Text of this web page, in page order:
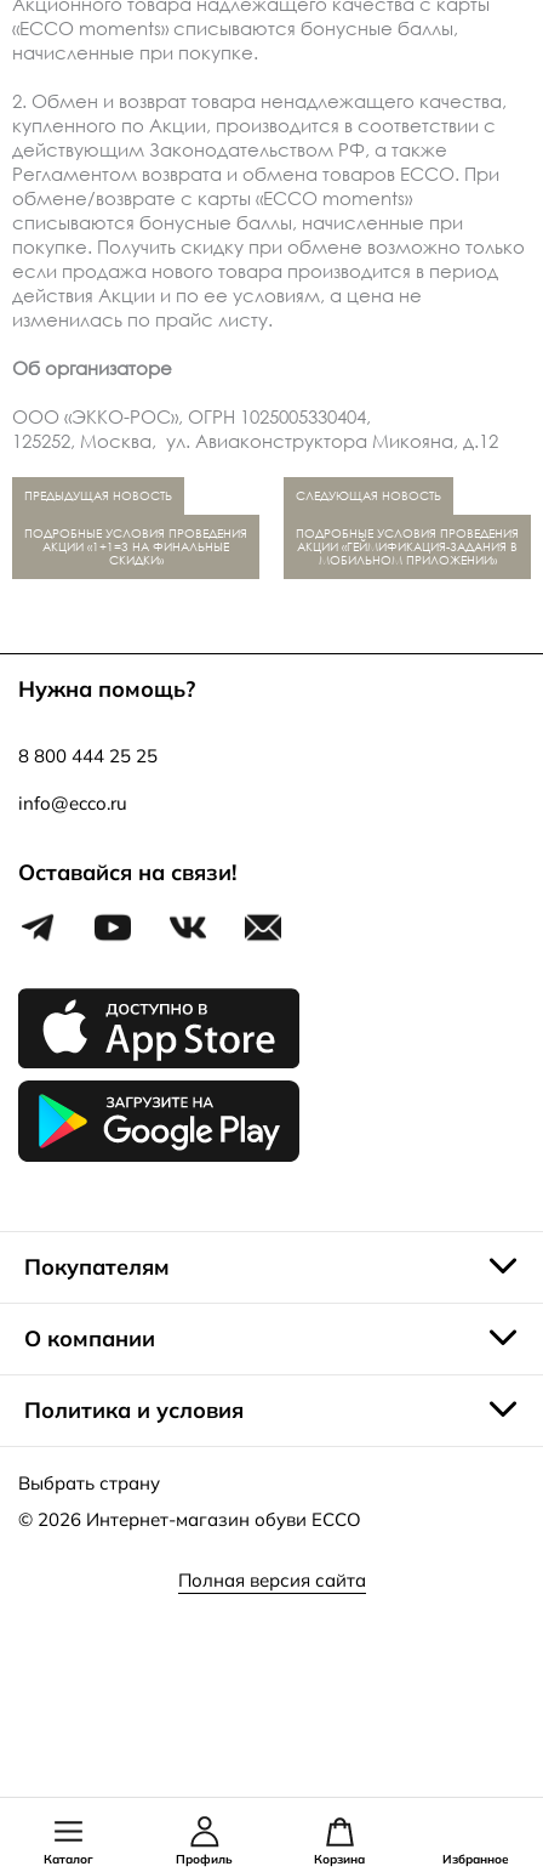
«ЕССО moments» списываются бонусные баллы,
начисленные при покупке.
2. Обмен и возврат товара ненадлежащего качества,
купленного по Акции, производится в соответствии с
действующим Законодательством РФ, а также
Регламентом возврата и обмена товаров ECCO. При
обмене/возврате с карты «ЕССО moments»
списываются бонусные баллы, начисленные при
покупке. Получить скидку при обмене возможно только
если продажа нового товара производится в период
действия Акции и по ее условиям, а цена не
изменилась по прайс листу.
Об организаторе
OOO «ЭККО-РОС», ОГРН 1025005330404,
125252, Москва, ул. Авиаконструктора Микояна, д.12
ПРЕДЫДУЩАЯ НОВОСТЬ
ПОДРОБНЫЕ УСЛОВИЯ ПРОВЕДЕНИЯ
АКЦИИ «1+1=3 НА ФИНАЛЬНЫЕ
СКИДКИ»
СЛЕДУЮЩАЯ НОВОСТЬ
ПОДРОБНЫЕ УСЛОВИЯ ПРОВЕДЕНИЯ
АКЦИИ «ГЕЙМИФИКАЦИЯ-ЗАДАНИЯ В
МОБИЛЬНОМ ПРИЛОЖЕНИИ»
Каталог Профиль Корзина Избранное
Нужна помощь?
8 800 444 25 25
info@ecco.ru
Оставайся на связи!
Покупателям
О компании
Политика и условия
Выбрать страну
© 2026 Интернет-магазин обуви ECCO
Полная версия сайта